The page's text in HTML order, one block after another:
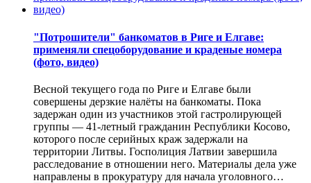
"Потрошители" банкоматов в Риге и Елгаве:
применяли спецоборудование и краденые номера
(фото, видео)
Весной текущего года по Риге и Елгаве были
совершены дерзкие налёты на банкоматы. Пока
задержан один из участников этой гастролирующей
группы — 41-летный гражданин Республики Косово,
которого после серийных краж задержали на
территории Литвы. Госполиция Латвии завершила
расследование в отношении него. Материалы дела уже
направлены в прокуратуру для начала уголовного…